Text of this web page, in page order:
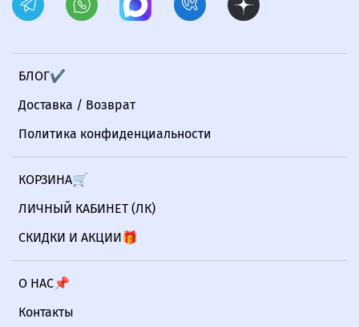
БЛОГ✔
Доставка / Возврат
Политика конфиденциальности
КОРЗИНА🛒
ЛИЧНЫЙ КАБИНЕТ (ЛК)
СКИДКИ И АКЦИИ🎁
О НАС📌
Контакты